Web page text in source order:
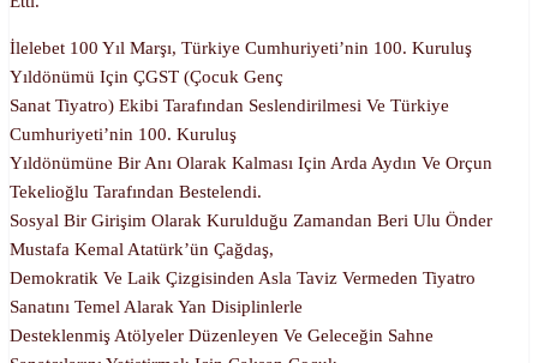
İlelebet 100 Yıl Marşı, Türkiye Cumhuriyeti’nin 100. Kuruluş
Yıldönümü Için ÇGST (Çocuk Genç
Sanat Tiyatro) Ekibi Tarafından Seslendirilmesi Ve Türkiye
Cumhuriyeti’nin 100. Kuruluş
Yıldönümüne Bir Anı Olarak Kalması Için Arda Aydın Ve Orçun
Tekelioğlu Tarafından Bestelendi.
Sosyal Bir Girişim Olarak Kurulduğu Zamandan Beri Ulu Önder
Mustafa Kemal Atatürk’ün Çağdaş,
Demokratik Ve Laik Çizgisinden Asla Taviz Vermeden Tiyatro
Sanatını Temel Alarak Yan Disiplinlerle
Desteklenmiş Atölyeler Düzenleyen Ve Geleceğin Sahne